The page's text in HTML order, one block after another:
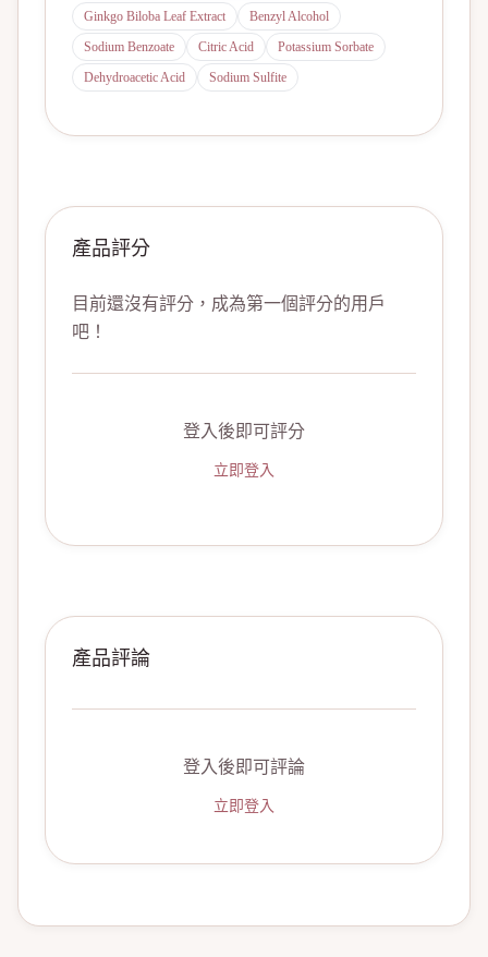
Ginkgo Biloba Leaf Extract
Benzyl Alcohol
Sodium Benzoate
Citric Acid
Potassium Sorbate
Dehydroacetic Acid
Sodium Sulfite
產品評分
目前還沒有評分，成為第一個評分的用戶
吧！
登入後即可評分
立即登入
產品評論
登入後即可評論
立即登入